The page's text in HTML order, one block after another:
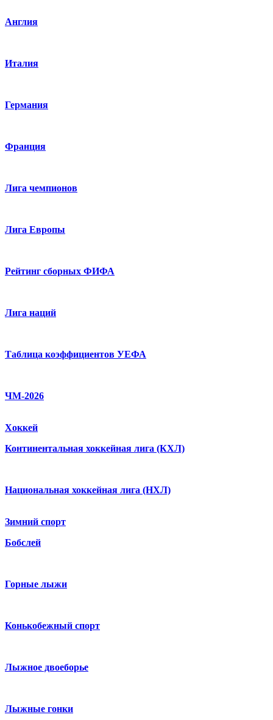
Англия
Италия
Германия
Франция
Лига чемпионов
Лига Европы
Рейтинг сборных ФИФА
Лига наций
Таблица коэффициентов УЕФА
ЧМ-2026
Хоккей
Континентальная хоккейная лига (КХЛ)
Национальная хоккейная лига (НХЛ)
Зимний спорт
Бобслей
Горные лыжи
Конькобежный спорт
Лыжное двоеборье
Лыжные гонки